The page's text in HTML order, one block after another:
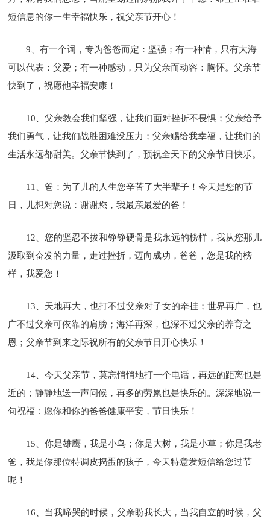
短信息的你一生幸福快乐，祝父亲节开心！
9、有一个词，专为爸爸而定：坚强；有一种情，只有大海
可以代表：父爱；有一种感动，只为父亲而动容：胸怀。父亲节
快到了，祝愿他幸福安康！
10、父亲教会我们坚强，让我们面对挫折不畏惧；父亲给予
我们勇气，让我们战胜困难没压力；父亲赐给我幸福，让我们的
生活永远都甜美。父亲节快到了，预祝全天下的父亲节日快乐。
11、爸：为了儿的人生您辛苦了大半辈子！今天是您的节
日，儿想对您说：谢谢您，我最亲最爱的爸！
12、您的坚忍不拔和铮铮硬骨是我永远的榜样，我从您那儿
汲取到奋发的力量，走过挫折，迈向成功，爸爸，您是我的榜
样，我爱您！
13、天地再大，也打不过父亲对子女的牵挂；世界再广，也
广不过父亲可依靠的肩膀；海洋再深，也深不过父亲的养育之
恩；父亲节到来之际祝所有的父亲节日开心快乐！
14、今天父亲节，莫忘悄悄地打一个电话，再远的距离也是
近的；静静地送一声问候，再多的劳累也是快乐的。深深地说一
句祝福：愿你和你的爸爸健康平安，节日快乐！
15、你是雄鹰，我是小鸟；你是大树，我是小草；你是我老
爸，我是你那位特调皮捣蛋的孩子，今天特意发短信给您过节
呢！
16、当我啼哭的时候，父亲盼我长大，当我自立的时候，父